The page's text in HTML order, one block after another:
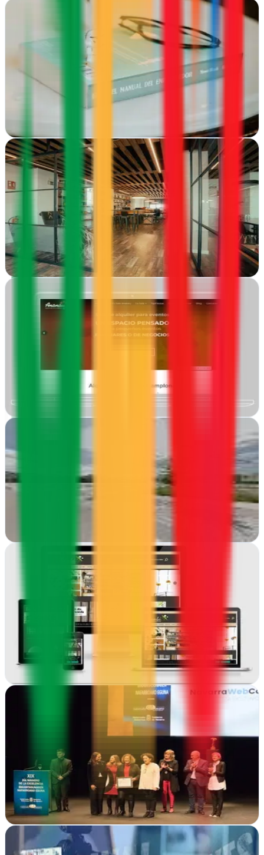
Pamplona, Navarra
Desde Pamplona, Jose Tassias crea estrategias digitales y webs que
posicionan tu negocio en Internet con consultoría de marketing
Ver ficha
La Barba Agencia de Comunicación
Pamplona, Navarra
Estrategia digital y comunicación en Pamplona. La Barba potencia
marcas con SEO, contenidos y campañas que generan resultados
reales para tu negocio
Ver fichacompleta
La Lupa Creativa
diseño gráfico y estrategias digitales a medida para empresas que
Ver ficha
Zizur Mayor, Navarra
Desde Zizur Mayor transformamos negocios navarros con
estrategias web y diseño que convierte visitas en clientes
Ver ficha
Navarra Marketing- Diseño web y Posicionamiento
Pamplona, Navarra
Pamplona. Posicionamiento SEO local y diseño web para empresas
que quieren crecer en buscadores.
Ver ficha completa
Navarraweb impulsa negocios en Pamplona con estrategias de
marketing adaptadas a cada sector, desde posicionamiento web
hasta campañas digitales efectivas
Ver fichacompleta
Northsoc company